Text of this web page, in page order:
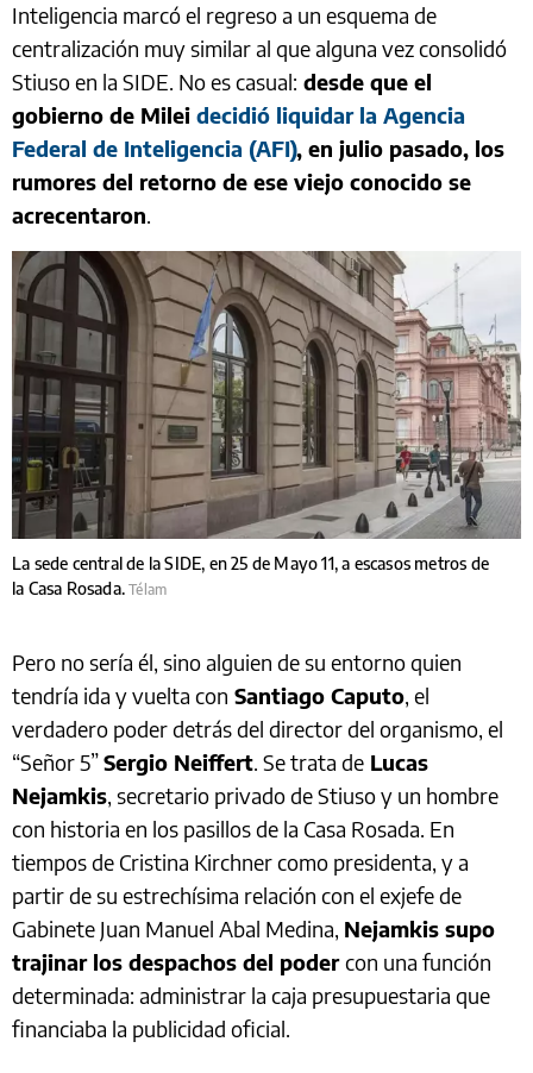
Inteligencia marcó el regreso a un esquema de
centralización muy similar al que alguna vez consolidó
Stiuso en la SIDE. No es casual: desde que el
gobierno de Milei decidió liquidar la Agencia
Federal de Inteligencia (AFI), en julio pasado, los
rumores del retorno de ese viejo conocido se
acrecentaron.
La sede central de la SIDE, en 25 de Mayo 11, a escasos metros de
la Casa Rosada.Télam
Pero no sería él, sino alguien de su entorno quien
tendría ida y vuelta con Santiago Caputo , el
verdadero poder detrás del director del organismo, el
“Señor 5”Sergio Neiffert . Se trata de Lucas
Nejamkis , secretario privado de Stiuso y un hombre
con historia en los pasillos de la Casa Rosada. En
tiempos de Cristina Kirchner como presidenta, y a
partir de su estrechísima relación con el exjefe de
Gabinete Juan Manuel Abal Medina, Nejamkis supo
trajinar los despachos del podercon una función
determinada: administrar la caja presupuestaria que
financiaba la publicidad oficial.